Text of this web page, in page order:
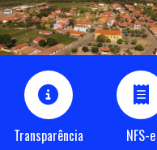
Transparência NFS-e